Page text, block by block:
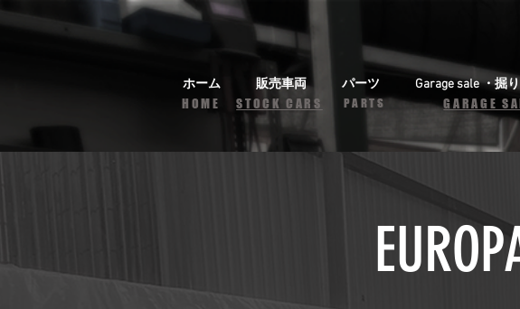
ホーム 販売車両 パーツ Garage sale ・掘
HOME
STOCK CARS PARTS ​​GARAGE